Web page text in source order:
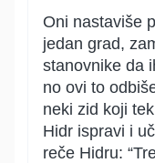
Oni nastaviše
jedan grad,
stanovnike da
no ovi to
neki zid koji
Hidr ispravi i
reče Hidru: